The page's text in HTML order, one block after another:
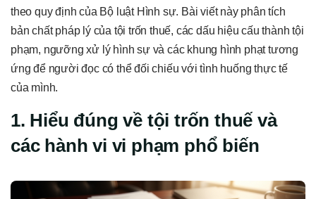
theo quy định của Bộ luật Hình sự. Bài viết này phân tích
bản chất pháp lý của tội trốn thuế, các dấu hiệu cấu thành tội
phạm, ngưỡng xử lý hình sự và các khung hình phạt tương
ứng để người đọc có thể đối chiếu với tình huống thực tế
của mình.
1. Hiểu đúng về tội trốn thuế và
các hành vi vi phạm phổ biến